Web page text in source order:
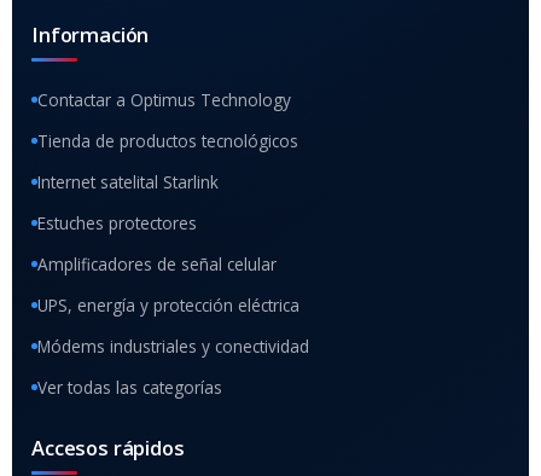
Información
Contactar a Optimus Technology
Tienda de productos tecnológicos
Internet satelital Starlink
Estuches protectores
Amplificadores de señal celular
UPS, energía y protección eléctrica
Módems industriales y conectividad
Ver todas las categorías
Accesos rápidos